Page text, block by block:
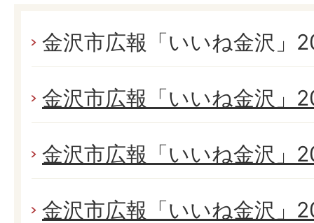
金沢市広報「いいね金沢」
金沢市広報「いいね金沢」
金沢市広報「いいね金沢」
金沢市広報「いいね金沢」